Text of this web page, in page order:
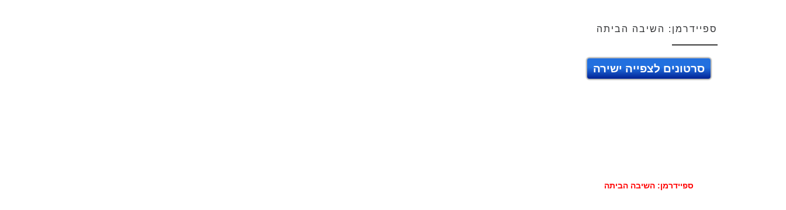
ספיידרמן: השיבה הביתה
סרטונים לצפייה ישירה
ספיידרמן: השיבה הביתה